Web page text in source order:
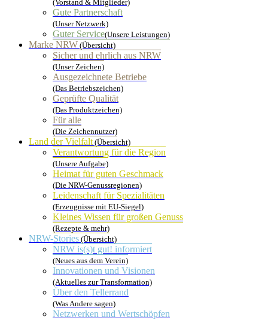
(Vorstand & Mitglieder)
Gute Partnerschaft
(Unser Netzwerk)
Guter Service(Unsere Leistungen)
Marke NRW (Übersicht)
Sicher und ehrlich aus NRW
(Unser Zeichen)
Ausgezeichnete Betriebe
(Das Betriebszeichen)
Geprüfte Qualität
(Das Produktzeichen)
Für alle
(Die Zeichennutzer)
Land der Vielfalt(Übersicht)
Verantwortung für die Region
(Unsere Aufgabe)
Heimat für guten Geschmack
(Die NRW-Genussregionen)
Leidenschaft für Spezialitäten
(Erzeugnisse mit EU-Siegel)
Kleines Wissen für großen Genuss
(Rezepte & mehr)
NRW-Stories (Übersicht)
NRW is(s)t gut! informiert
(Neues aus dem Verein)
Innovationen und Visionen
(Aktuelles zur Transformation)
Über den Tellerrand
(Was Andere sagen)
Netzwerken und Wertschöpfen